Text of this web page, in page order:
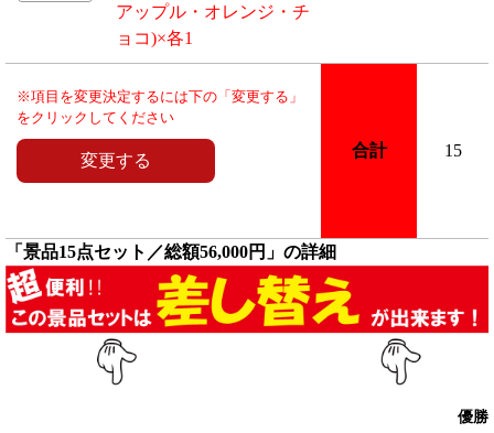
アップル・オレンジ・チ
ョコ)×各1
※項目を変更決定するには下の「変更する」
をクリックしてください
合計 15
「景品15点セット／総額56,000円」の詳細
優勝